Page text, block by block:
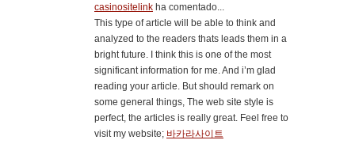
casinositelink ha comentado...
This type of article will be able to think and
analyzed to the readers thats leads them in a
bright future. I think this is one of the most
significant information for me. And i’m glad
reading your article. But should remark on
some general things, The web site style is
perfect, the articles is really great. Feel free to
visit my website; 바카라사이트